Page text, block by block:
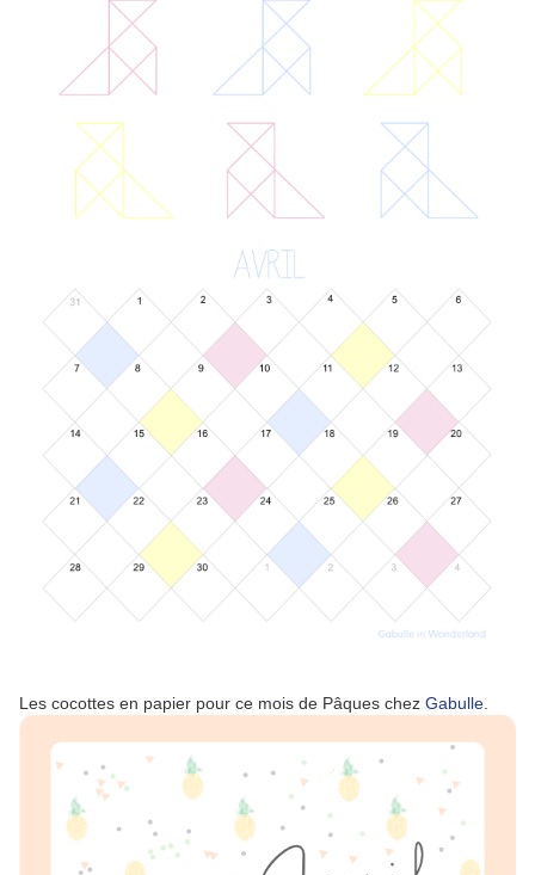
Les cocottes en papier pour ce mois de Pâques chez Gabulle.